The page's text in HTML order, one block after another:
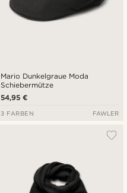
Mario Dunkelgraue Moda
Schiebermütze
54,95 €
3 FARBEN FAWLER